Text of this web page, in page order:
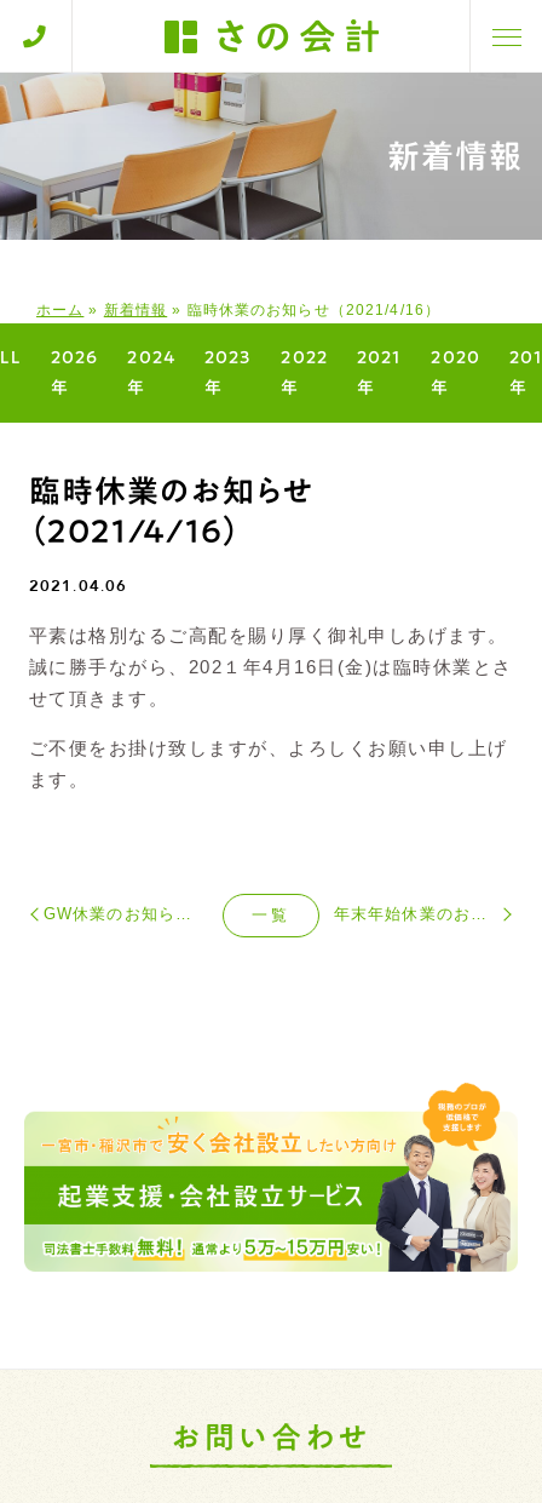
新着情報
ホーム » 新着情報 » 臨時休業のお知らせ（2021/4/16）
2026
年
2024
年
2023
年
2022
年
2021
年
2020
年
年
臨時休業のお知らせ
（2021/4/16）
2021.04.06
平素は格別なるご高配を賜り厚く御礼申しあげます。
誠に勝手ながら、202１年4月16日(金)は臨時休業とさ
せて頂きます。
ご不便をお掛け致しますが、よろしくお願い申し上げ
ます。
GW休業のお知らせ（2021/4/29～2021/5/5) 一覧 年末年始休業のお知らせ（2020/12/26～2021/1/4）
お問い合わせ